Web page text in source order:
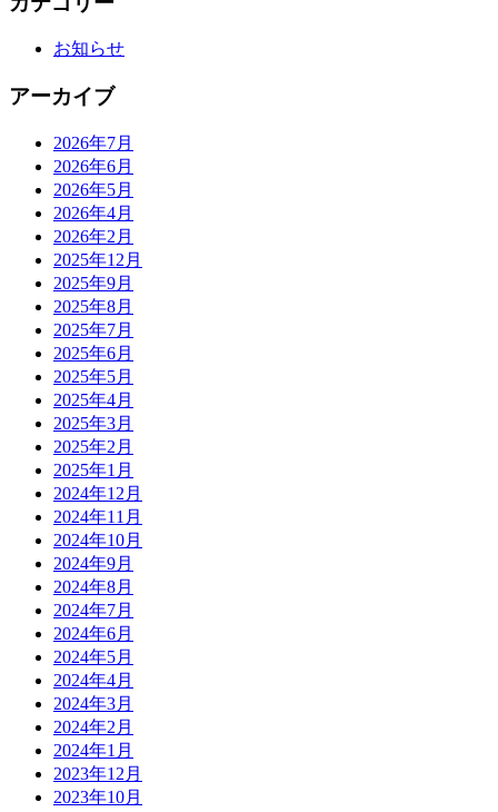
お知らせ
アーカイブ
2026年7月
2026年6月
2026年5月
2026年4月
2026年2月
2025年12月
2025年9月
2025年8月
2025年7月
2025年6月
2025年5月
2025年4月
2025年3月
2025年2月
2025年1月
2024年12月
2024年11月
2024年10月
2024年9月
2024年8月
2024年7月
2024年6月
2024年5月
2024年4月
2024年3月
2024年2月
2024年1月
2023年12月
2023年10月